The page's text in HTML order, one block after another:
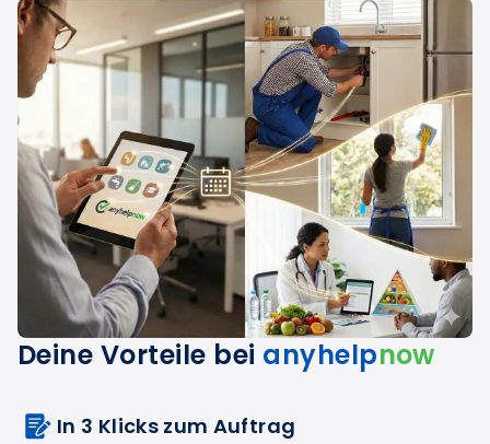
Deine Vorteile bei anyhelpnow
In 3 Klicks zum Auftrag